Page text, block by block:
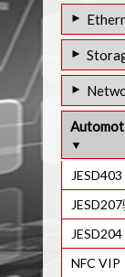
USB 3.2
USB 3.0
USB 2.0
USB PD
USB
UAS 验
EUSB验
MIPI
MIPI
MIPI D-
MIPI C-
MIPI M-
MIPI A-
MIPI
MIPI
MIPI
800G 以
400G
200G
IP
50G
40G-
10G
2.5G
HDMI
Display
DDR3
DDR2 监
PCIe 6.0
一对一
UFS验证IP
CPRI验
ECPRI 验
快速 IO
SDIO 8.0
SDIO
泰联验证
NFC VIP